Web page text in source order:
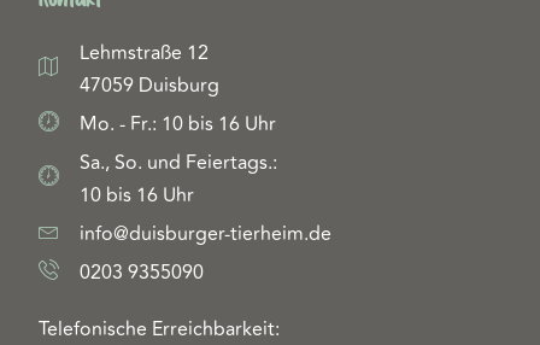
Lehmstraße 12
47059 Duisburg
Mo. - Fr.: 10 bis 16 Uhr
Sa., So. und Feiertags.:
10 bis 16 Uhr
info@duisburger-tierheim.de
0203 9355090
Telefonische Erreichbarkeit: